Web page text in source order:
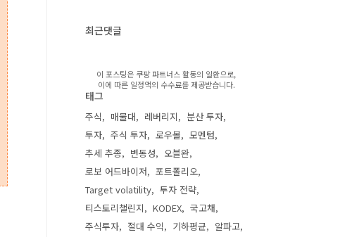
최근댓글
이 포스팅은 쿠팡 파트너스 활동의 일환으로,
이에 따른 일정액의 수수료를 제공받습니다.
태그
주식 매물대 레버리지
분산 투자
투자
주식 투자 로우볼
모멘텀
추세 추종
변동성
오블완
로보 어드바이저
포트폴리오
Target volatility
투자 전략
티스토리챌린지
KODEX
국고채
주식투자
절대 수익 기하평균
알파고